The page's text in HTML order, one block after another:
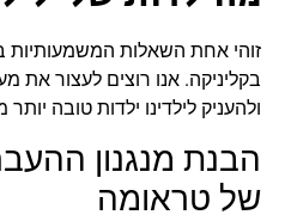
זוהי אחת השאלות המשמעותיות
בקליניקה. אנו רוצים לעצור את
ולהעניק לילדינו ילדות טובה יותר
הבנת מנגנון
של טראומה